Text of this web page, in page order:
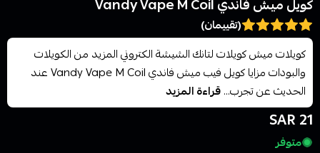
كويل ميش فاندي Vandy Vape M Coil
(تقييمان)
كويلات ميش كويلات لتانك الشيشة الكتروني المزيد من الكويلات
والبودات مزايا كويل فيب ميش فاندي Vandy Vape M Coil عند
الحديث عن تجرب...قراءة المزيد
21 SAR
متوفر